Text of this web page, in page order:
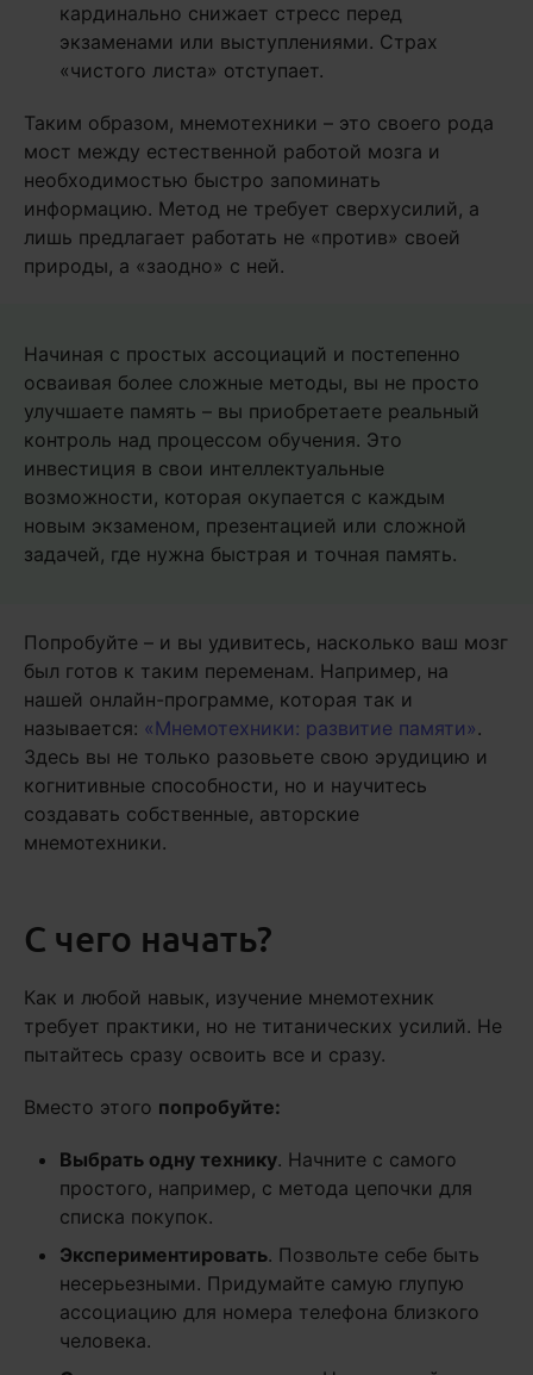
кардинально снижает стресс перед
экзаменами или выступлениями. Страх
«чистого листа» отступает.
Таким образом, мнемотехники – это своего рода
мост между естественной работой мозга и
необходимостью быстро запоминать
информацию. Метод не требует сверхусилий, а
лишь предлагает работать не «против» своей
природы, а «заодно» с ней.
Начиная с простых ассоциаций и постепенно
осваивая более сложные методы, вы не просто
улучшаете память – вы приобретаете реальный
контроль над процессом обучения. Это
инвестиция в свои интеллектуальные
возможности, которая окупается с каждым
новым экзаменом, презентацией или сложной
задачей, где нужна быстрая и точная память.
Попробуйте – и вы удивитесь, насколько ваш мозг
был готов к таким переменам. Например, на
нашей онлайн-программе, которая так и
называется: «Мнемотехники: развитие памяти».
Здесь вы не только разовьете свою эрудицию и
когнитивные способности, но и научитесь
создавать собственные, авторские
мнемотехники.
С чего начать?
Как и любой навык, изучение мнемотехник
требует практики, но не титанических усилий. Не
пытайтесь сразу освоить все и сразу.
Вместо этого попробуйте:
Выбрать одну технику. Начните с самого
простого, например, с метода цепочки для
списка покупок.
Экспериментировать. Позвольте себе быть
несерьезными. Придумайте самую глупую
ассоциацию для номера телефона близкого
человека.